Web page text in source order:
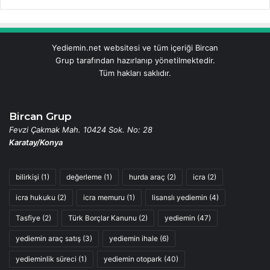
Yediemin.net websitesi ve tüm içeriği Bircan
Grup tarafından hazırlanıp yönetilmektedir.
Tüm hakları saklıdır.
Bircan Grup
Fevzi Çakmak Mah. 10424 Sok. No: 28
Karatay/Konya
bilirkişi (1) değerleme (1) hurda araç (2) icra (2)
icra hukuku (2) icra memuru (1) lisanslı yediemin (4)
Tasfiye (2) Türk Borçlar Kanunu (2) yediemin (47)
yediemin araç satış (3) yediemin ihale (6)
yedieminlik süreci (1) yediemin otopark (40)